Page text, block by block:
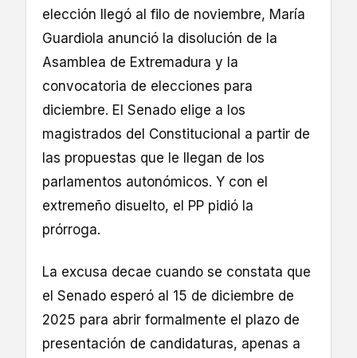
elección llegó al filo de noviembre, María
Guardiola anunció la disolución de la
Asamblea de Extremadura y la
convocatoria de elecciones para
diciembre. El Senado elige a los
magistrados del Constitucional a partir de
las propuestas que le llegan de los
parlamentos autonómicos. Y con el
extremeño disuelto, el PP pidió la
prórroga.
La excusa decae cuando se constata que
el Senado esperó al 15 de diciembre de
2025 para abrir formalmente el plazo de
presentación de candidaturas, apenas a